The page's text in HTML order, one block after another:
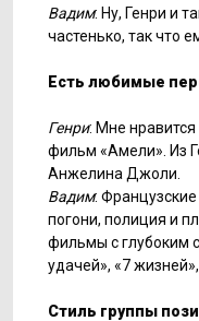
Вадим: Ну, Генри и
частенько, так что
Есть любимые
Генри: Мне
фильм «Амели». Из
Анжелина Джоли.
Вадим:
погони, полиция и
фильмы с глубоким
удачей», «7
Стиль группы